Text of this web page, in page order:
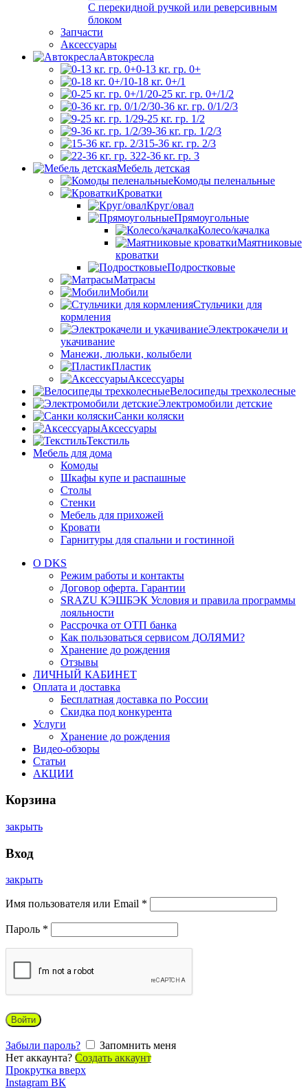
С перекидной ручкой или реверсивным
блоком
Запчасти
Аксессуары
Автокресла
0-13 кг. гр. 0+
0-18 кг. 0+/1
0-25 кг. гр. 0+/1/2
0-36 кг. гр. 0/1/2/3
9-25 кг. гр. 1/2
9-36 кг. гр. 1/2/3
15-36 кг. гр. 2/3
22-36 кг. гр. 3
Мебель детская
Комоды пеленальные
Кроватки
Круг/овал
Прямоугольные
Колесо/качалка
Маятниковые
кроватки
Подростковые
Матрасы
Мобили
Стульчики для
кормления
Электрокачели и
укачивание
Манежи, люльки, колыбели
Пластик
Аксессуары
Велосипеды трехколесные
Электромобили детские
Санки коляски
Аксессуары
Текстиль
Мебель для дома
Комоды
Шкафы купе и распашные
Столы
Стенки
Мебель для прихожей
Кровати
Гарнитуры для спальни и гостинной
О DKS
Режим работы и контакты
Договор оферта. Гарантии
SRAZU КЭШБЭК Условия и правила программы
лояльности
Рассрочка от ОТП банка
Как пользоваться сервисом ДОЛЯМИ?
Хранение до рождения
Отзывы
ЛИЧНЫЙ КАБИНЕТ
Оплата и доставка
Бесплатная доставка по России
Скидка под конкурента
Услуги
Хранение до рождения
Видео-обзоры
Статьи
АКЦИИ
Корзина
закрыть
Вход
закрыть
Имя пользователя или Email *
Пароль *
Войти
Забыли пароль?
Запомнить меня
Нет аккаунта? Создать аккаунт
Прокрутка вверх
Instagram ВК